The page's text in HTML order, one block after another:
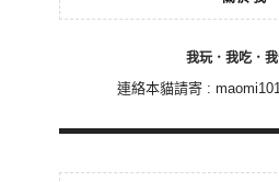
我玩．我吃．
連絡本貓請寄 :